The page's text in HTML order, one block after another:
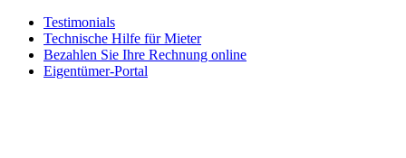
Testimonials
Technische Hilfe für Mieter
Bezahlen Sie Ihre Rechnung online
Eigentümer-Portal